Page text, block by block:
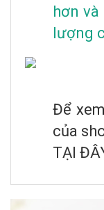
hơn
lượng
Để
của
TẠI